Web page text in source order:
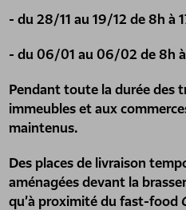
- du 28/11 au 19/12 de 8h à
- du 06/01 au 06/02 de 8h à
Pendant toute la durée des
immeubles et aux
maintenus.
Des places de livraison
aménagées devant la
qu’à proximité du fast-food